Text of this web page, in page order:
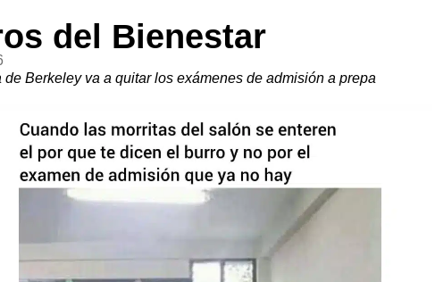
del Bienestar
de Berkeley va a quitar los exámenes de admisión a prepa